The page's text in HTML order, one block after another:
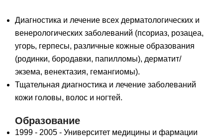
Диагностика и лечение всех дерматологических и
венерологических заболеваний (псориаз, розацеа,
угорь, герпесы, различные кожные образования
(родинки, бородавки, папилломы), дерматит/
экзема, венектазия, гемангиомы).
Тщательная диагностика и лечение заболеваний
кожи головы, волос и ногтей.
Образование
1999 - 2005 - Университет медицины и фармации